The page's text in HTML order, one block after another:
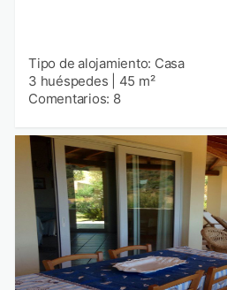
Tipo de alojamiento: Casa
3 huéspedes
45 m²
Comentarios: 8